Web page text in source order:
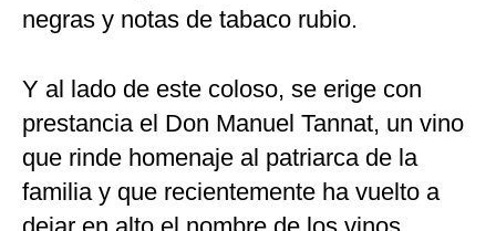
negras y notas de tabaco rubio.
Y al lado de este coloso, se erige con
prestancia el Don Manuel Tannat, un vino
que rinde homenaje al patriarca de la
familia y que recientemente ha vuelto a